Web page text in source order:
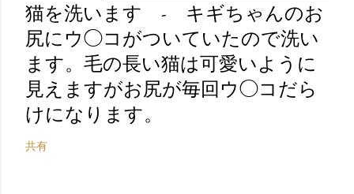
猫を洗います - キギちゃんのお
尻にウ◯コがついていたので洗い
ます。毛の長い猫は可愛いように
見えますがお尻が毎回ウ◯コだら
けになります。
共有